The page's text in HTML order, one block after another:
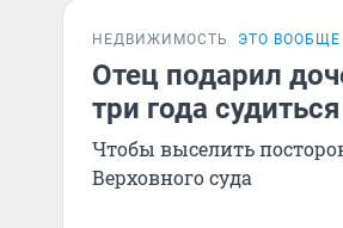
НЕДВИЖИМОСТЬ ЭТО
Отец подарил
три года
Чтобы выселить
Верховного суда